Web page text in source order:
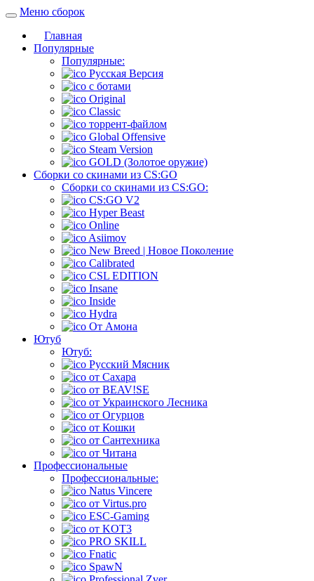
Меню сборок
Главная
Популярные
Популярные:
Русская Версия
c ботами
Original
Classic
торрент-файлом
Global Offensive
Steam Version
GOLD (Золотое оружие)
Сборки со скинами из CS:GO
Сборки со скинами из CS:GO:
CS:GO V2
Hyper Beast
Online
Asiimov
New Breed | Новое Поколение
Calibrated
CSL EDITION
Insane
Inside
Hydra
От Амона
Ютуб
Ютуб:
Русский Мясник
от Сахара
от BEAV!SE
от Украинского Лесника
от Огурцов
от Кошки
от Сантехника
от Читана
Профессиональные
Профессиональные:
Natus Vincere
от Virtus.pro
ESC-Gaming
от KOT3
PRO SKILL
Fnatic
SpawN